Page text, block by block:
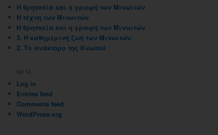
Η θρησκεία και η γραφή των Μινωιτών
Η τέχνη των Μινωιτών
Η θρησκεία και η γραφή των Μινωιτών
3. Η καθημερινή ζωή των Μινωιτών
2. Το ανάκτορο της Κνωσού
META
Log in
Entries feed
Comments feed
WordPress.org